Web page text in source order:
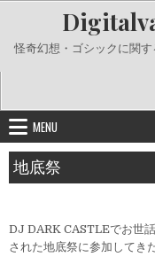
content
怪奇幻想・ゴシックに関
MENU
地底祭
DJ DARK CASTLEでお世
された地底祭に参加してき